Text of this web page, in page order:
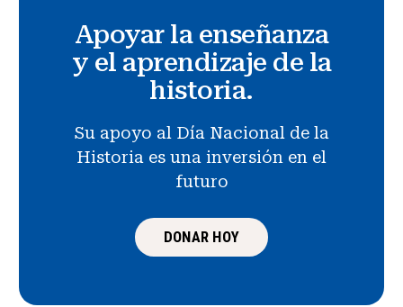
Apoyar la enseñanza
y el aprendizaje de la
historia.
Su apoyo al Día Nacional de la
Historia es una inversión en el
futuro
DONAR HOY